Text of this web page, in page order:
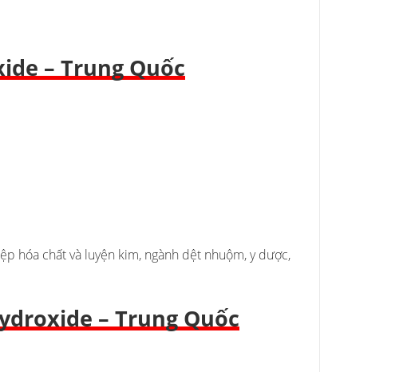
– Trung Quốc
hóa chất và luyện kim, ngành dệt nhuộm, y dược,
– Trung Quốc